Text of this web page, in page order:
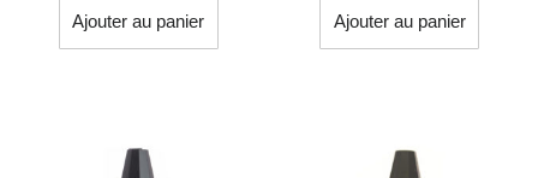
Ajouter au panier Ajouter au panier